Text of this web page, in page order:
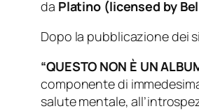
da Platino (licensed by
Dopo la pubblicazione dei
“QUESTO NON È UN
componente di
salute mentale,